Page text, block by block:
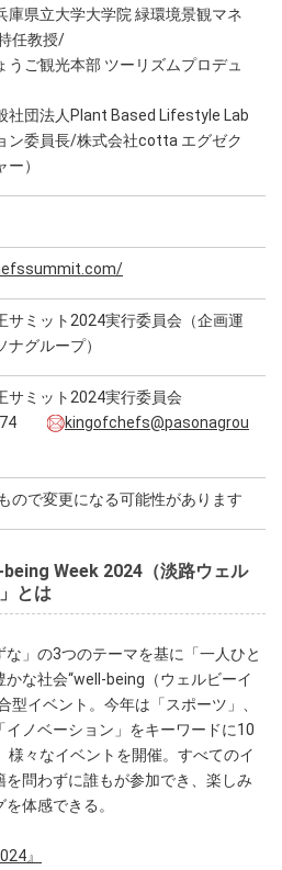
庫県立大学大学院 緑環境景観マネ
任教授/
うご観光本部 ツーリズムプロデュ
社団法人Plant Based Lifestyle Lab
ン委員長/株式会社cotta エグゼク
）
サミット2024実行委員会（企画運
グループ）
サミット2024実行委員会
kingofchefs@pasonagrou
ので変更になる可能性があります
being Week 2024（淡路ウェル
とは
な」の3つのテーマを基に「一人ひと
な社会“well-being（ウェルビーイ
型イベント。今年は「スポーツ」、
イノベーション」をキーワードに10
様々なイベントを開催。すべてのイ
問わずに誰もが参加でき、楽しみ
体感できる。
』